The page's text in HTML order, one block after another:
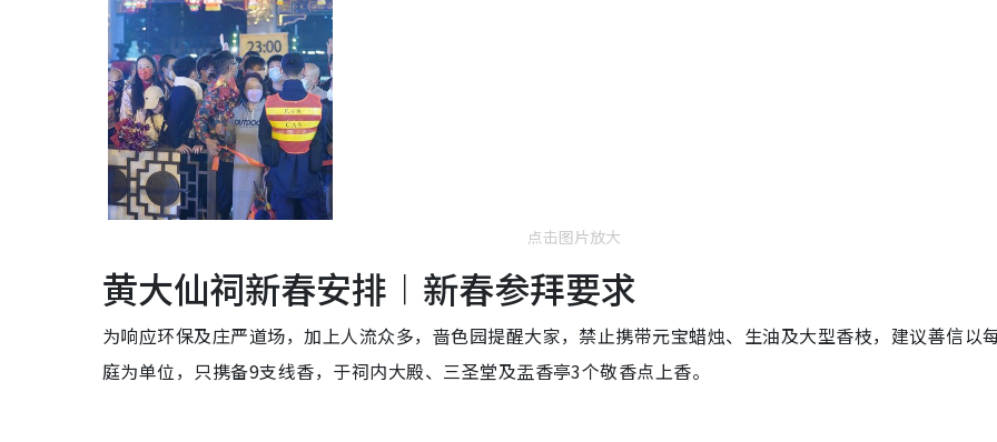
点击图片放大
黄大仙祠新春安排︱新春参拜要求
为响应环保及庄严道场，加上人流众多， 啬色园提醒大家，禁止携带元宝蜡烛、生油及大型香枝，建议善信以
庭为单位，只携备9支线香，于祠内大殿、三圣堂及盂香亭3个敬香点上香。